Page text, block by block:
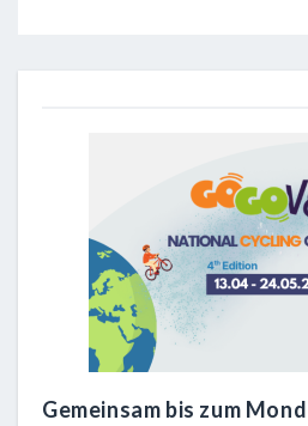
Gemeinsam bis zum